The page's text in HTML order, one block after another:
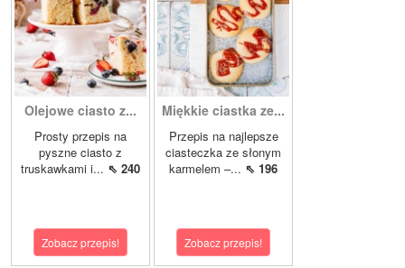
Olejowe ciasto z...
Prosty przepis na
pyszne ciasto z
truskawkami i... ⇖ 240
Zobacz przepis!
Miękkie ciastka ze...
Przepis na najlepsze
ciasteczka ze słonym
karmelem –... ⇖ 196
Zobacz przepis!